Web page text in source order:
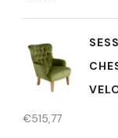
€515,77